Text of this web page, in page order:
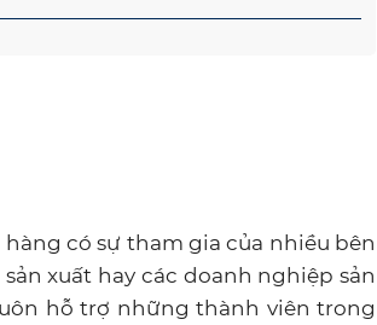
có sự tham gia của nhiều bên
sản xuất hay các doanh nghiệp sản
hỗ trợ những thành viên trong